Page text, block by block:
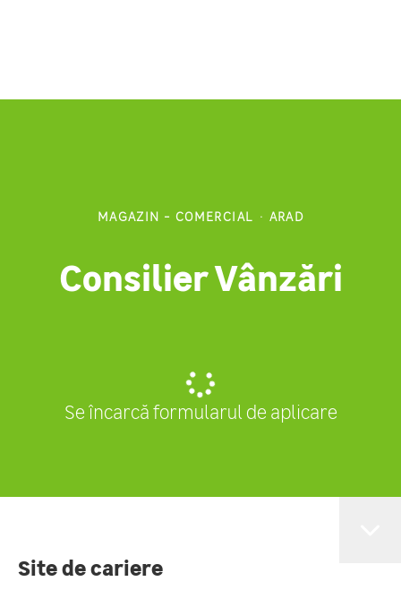
MAGAZIN - COMERCIAL · ARAD
Consilier Vânzări
Se încarcă formularul de aplicare
Site de cariere